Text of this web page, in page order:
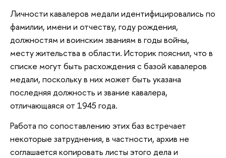
Личности кавалеров медали идентифицировались по
фамилии, имени и отчеству, году рождения,
должностям и воинским званиям в годы войны,
месту жительства в области. Историк пояснил, что в
списке могут быть расхождения с базой кавалеров
медали, поскольку в них может быть указана
последняя должность и звание кавалера,
отличающаяся от 1945 года.
Работа по сопоставлению этих баз встречает
некоторые затруднения, в частности, архив не
соглашается копировать листы этого дела и